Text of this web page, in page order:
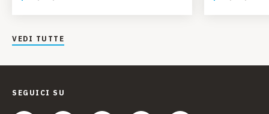
VEDI TUTTE
SEGUICI SU